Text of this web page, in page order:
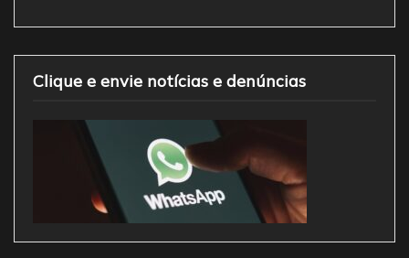
Clique e envie notícias e denúncias